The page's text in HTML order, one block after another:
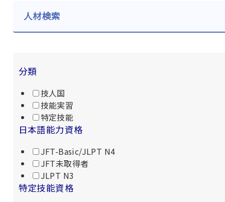
人材検索
分類
技人国
技能実習
特定技能
日本語能力資格
JFT-Basic/JLPT N4
JFT未取得者
JLPT N3
特定技能資格